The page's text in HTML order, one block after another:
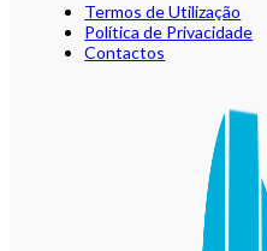
Termos de Utilização
Política de Privacidade
Contactos